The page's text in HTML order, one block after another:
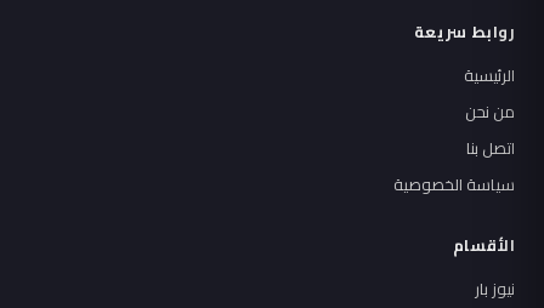
روابط سريعة
الرئيسية
من نحن
اتصل بنا
سياسة الخصوصية
الأقسام
نيوز بار